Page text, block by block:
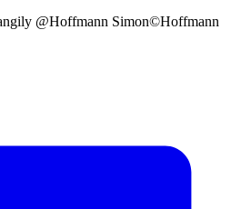
©Hoffmann